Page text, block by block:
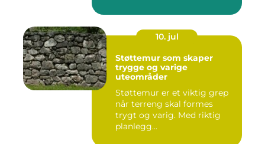
10. jul
Støttemur som skaper
trygge og varige
uteområder
Støttemur er et viktig grep
når terreng skal formes
trygt og varig. Med riktig
planlegg...